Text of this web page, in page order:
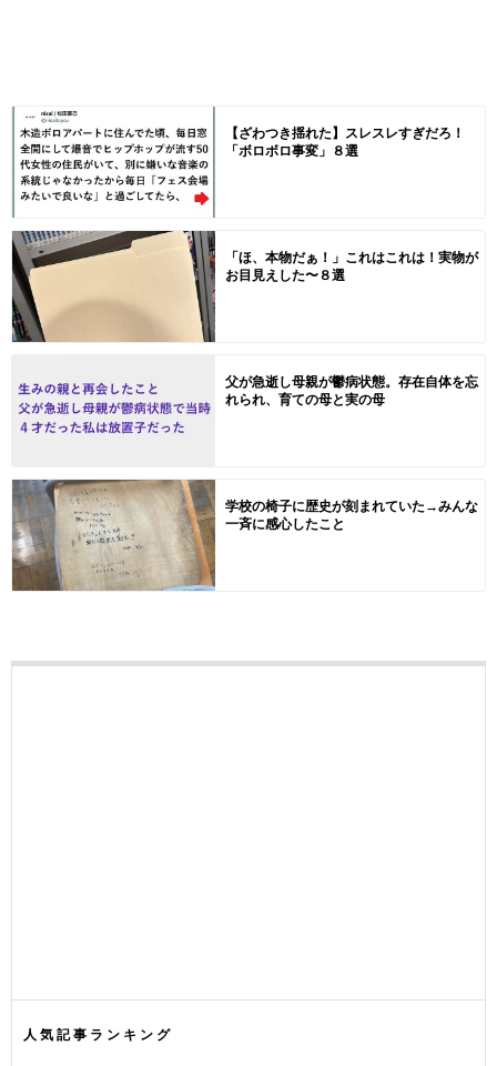
【ざわつき揺れた】スレスレすぎだろ！
「ボロボロ事変」８選
「ほ、本物だぁ！」これはこれは！実物が
お目見えした〜８選
父が急逝し母親が鬱病状態。存在自体を忘
れられ、育ての母と実の母
学校の椅子に歴史が刻まれていた→みんな
一斉に感心したこと
人気記事ランキング